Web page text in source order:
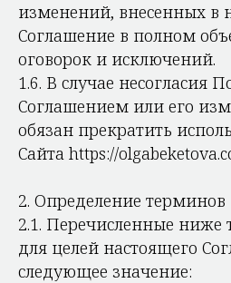
изменений, внесенных в
Соглашение в полном
оговорок и исключений.
1.6. В случае несогласия
Соглашением или его
обязан прекратить
Сайта https://
2. Определение терминов
2.1. Перечисленные
для целей настоящего
следующее значение: